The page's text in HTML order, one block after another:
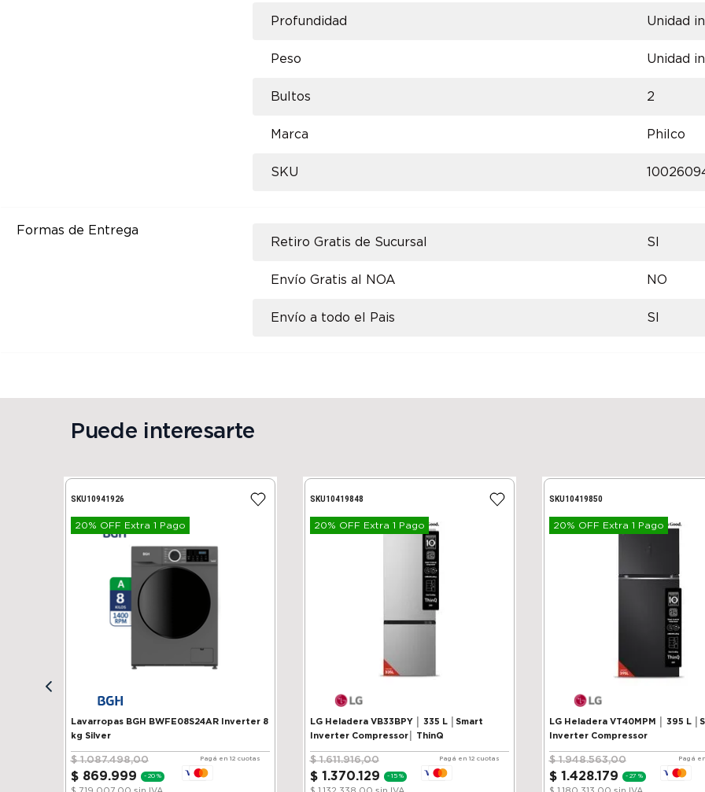
Profundidad Unidad
Peso Unidad
Bultos 2
Marca Philco
SKU
Formas de Entrega
Retiro Gratis de Sucursal
SI
Envío Gratis al NOA NO
Envío a todo el Pais SI
Puede interesarte
SKU10941926
20% OFF Extra 1 Pago
Lavarropas BGH BWFE08S24AR Inverter 8
kg Silver
$ 1.087.498,00
$ 869.999 - 20 %
Pagá en 12 cuotas
SKU10419848
20% OFF Extra 1 Pago
LG Heladera VB33BPY │ 335 L │Smart
Inverter Compressor│ ThinQ
$ 1.611.916,00
$ 1 .370.129 - 15 %
Pagá en 12 cuotas
SKU10419850
20% OFF Extra 1 Pago
LG Heladera VT40MPM │ 395 L
Inverter Compressor
$ 1.948.563,00
$ 1 .428.179 - 27 %
Pagá